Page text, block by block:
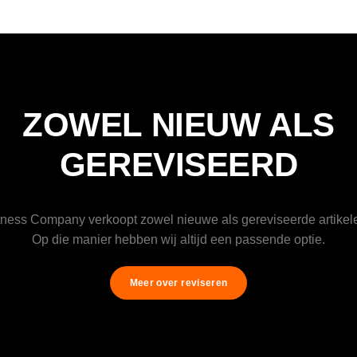
ZOWEL NIEUW ALS
GEREVISEERD
Company verkoopt zowel nieuwe als gereviseerde
Op die manier hebben wij altijd een passende optie.
Meer over reviseren